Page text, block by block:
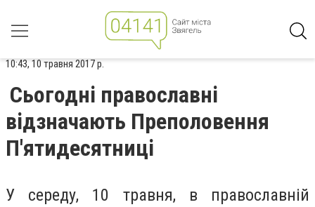
10:43, 10 травня 2017 р.
Сьогодні православні
відзначають Преполовення
П'ятидесятниці
У середу, 10 травня, в православній